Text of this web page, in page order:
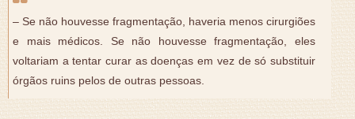
– Se não houvesse fragmentação, haveria menos cirurgiões
e mais médicos. Se não houvesse fragmentação, eles
voltariam a tentar curar as doenças em vez de só substituir
órgãos ruins pelos de outras pessoas.